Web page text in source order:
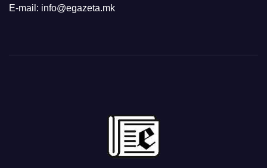
E-mail: info@egazeta.mk